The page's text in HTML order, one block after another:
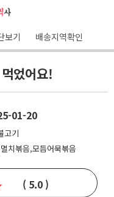
보기 배송지역확인
이달의식단 다음달식단
이전 배송 보장 (새벽배송 가능지역)
유진혁(정직한식사)
었어요!
01-20
고기
치볶음,모듬어묵볶음
( 5.0 )